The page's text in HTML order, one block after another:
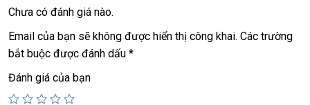
15,6in FHD
Chưa có đánh giá nào.
Email của bạn sẽ không được hiển thị công khai. Các trường
bắt buộc được đánh dấu *
Đánh giá của bạn